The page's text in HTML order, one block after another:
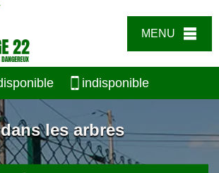
MENU
indisponible
les arbres